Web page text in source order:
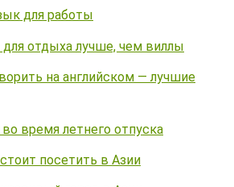
для работы
отдыха лучше, чем виллы
на английском — лучшие
время летнего отпуска
посетить в Азии